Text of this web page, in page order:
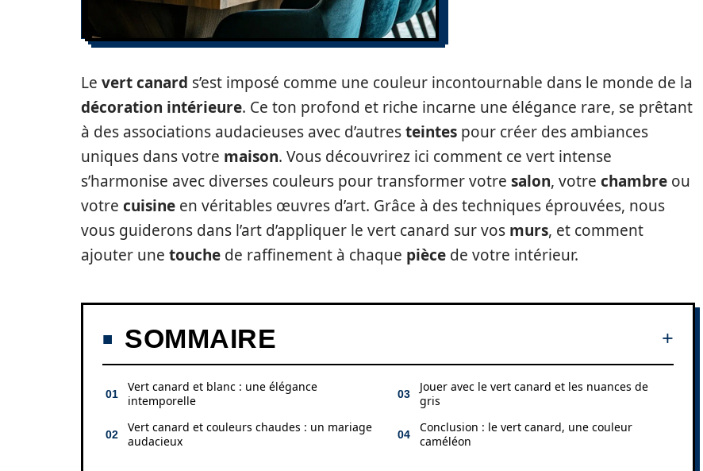
Le vert canard s’est imposé comme une couleur incontournable dans le monde de la
décoration intérieure. Ce ton profond et riche incarne une élégance rare, se prêtant
à des associations audacieuses avec d’autresteintes pour créer des ambiances
uniques dans votre maison. Vous découvrirez ici comment ce vert intense
s’harmonise avec diverses couleurs pour transformer votre salon, votre chambre ou
votre cuisine en véritables œuvres d’art. Grâce à des techniques éprouvées, nous
vous guiderons dans l’art d’appliquer le vert canard sur vos murs, et comment
ajouter une touche de raffinement à chaque pièce de votre intérieur.
SOMMAIRE
Vert canard et blanc : une élégance
intemporelle
Vert canard et couleurs chaudes : un mariage
audacieux
Jouer avec le vert canard et les nuances de
gris
Conclusion : le vert canard, une couleur
caméléon